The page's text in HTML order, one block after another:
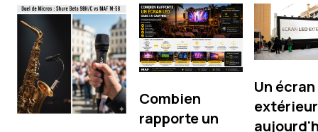
Combien
rapporte un
Un écran